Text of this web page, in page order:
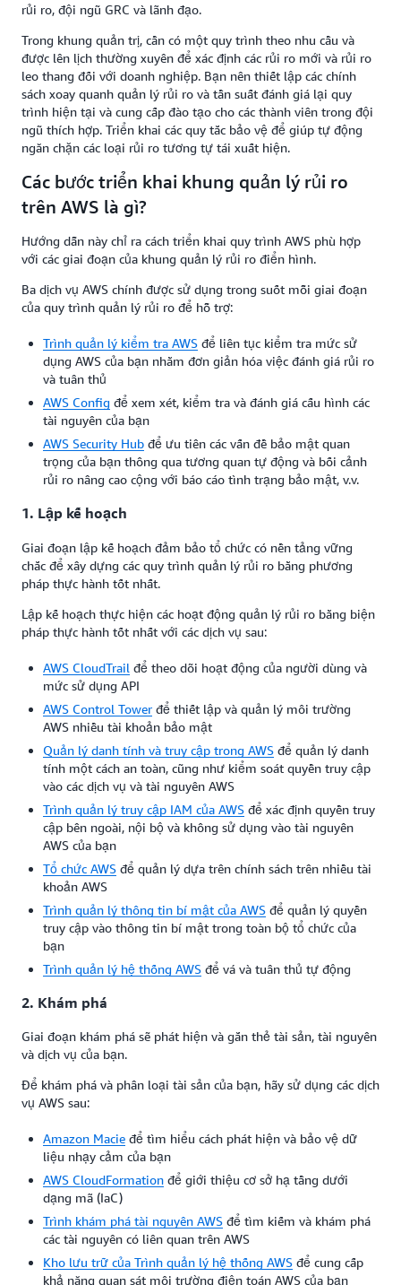
rủi ro, đội ngũ GRC và lãnh đạo.
Trong khung quản trị, cần có một quy trình theo nhu cầu và
được lên lịch thường xuyên để xác định các rủi ro mới và rủi ro
leo thang đối với doanh nghiệp. Bạn nên thiết lập các chính
sách xoay quanh quản lý rủi ro và tần suất đánh giá lại quy
trình hiện tại và cung cấp đào tạo cho các thành viên trong đội
ngũ thích hợp. Triển khai các quy tắc bảo vệ để giúp tự động
ngăn chặn các loại rủi ro tương tự tái xuất hiện.
Các bước triển khai khung quản lý rủi ro
trên AWS là gì?
Hướng dẫn này chỉ ra cách triển khai quy trình AWS phù hợp
với các giai đoạn của khung quản lý rủi ro điển hình.
Ba dịch vụ AWS chính được sử dụng trong suốt mỗi giai đoạn
của quy trình quản lý rủi ro để hỗ trợ:
Trình quản lý kiểm tra AWS để liên tục kiểm tra mức sử
dụng AWS của bạn nhằm đơn giản hóa việc đánh giá rủi ro
và tuân thủ
AWS Conﬁg để xem xét, kiểm tra và đánh giá cấu hình các
tài nguyên của bạn
AWS Security Hub để ưu tiên các vấn đề bảo mật quan
trọng của bạn thông qua tương quan tự động và bối cảnh
rủi ro nâng cao cộng với báo cáo tình trạng bảo mật, v.v.
1. Lập kế hoạch
Giai đoạn lập kế hoạch đảm bảo tổ chức có nền tảng vững
chắc để xây dựng các quy trình quản lý rủi ro bằng phương
pháp thực hành tốt nhất.
Lập kế hoạch thực hiện các hoạt động quản lý rủi ro bằng biện
pháp thực hành tốt nhất với các dịch vụ sau:
AWS CloudTrail để theo dõi hoạt động của người dùng và
mức sử dụng API
AWS Control Tower để thiết lập và quản lý môi trường
AWS nhiều tài khoản bảo mật
Quản lý danh tính và truy cập trong AWS để quản lý danh
tính một cách an toàn, cũng như kiểm soát quyền truy cập
vào các dịch vụ và tài nguyên AWS
Trình quản lý truy cập IAM của AWS để xác định quyền truy
cập bên ngoài, nội bộ và không sử dụng vào tài nguyên
AWS của bạn
Tổ chức AWS để quản lý dựa trên chính sách trên nhiều tài
khoản AWS
Trình quản lý thông tin bí mật của AWS để quản lý quyền
truy cập vào thông tin bí mật trong toàn bộ tổ chức của
bạn
Trình quản lý hệ thống AWS để vá và tuân thủ tự động
2. Khám phá
Giai đoạn khám phá sẽ phát hiện và gắn thẻ tài sản, tài nguyên
và dịch vụ của bạn.
Để khám phá và phân loại tài sản của bạn, hãy sử dụng các dịch
vụ AWS sau:
Amazon Macie để tìm hiểu cách phát hiện và bảo vệ dữ
liệu nhạy cảm của bạn
AWS CloudFormation để giới thiệu cơ sở hạ tầng dưới
dạng mã (IaC)
Trình khám phá tài nguyên AWS để tìm kiếm và khám phá
các tài nguyên có liên quan trên AWS
Kho lưu trữ của Trình quản lý hệ thống AWS để cung cấp
khả năng quan sát môi trường điện toán AWS của bạn